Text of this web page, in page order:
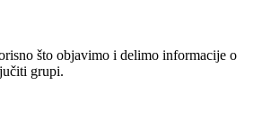
što objavimo i delimo informacije o
grupi.